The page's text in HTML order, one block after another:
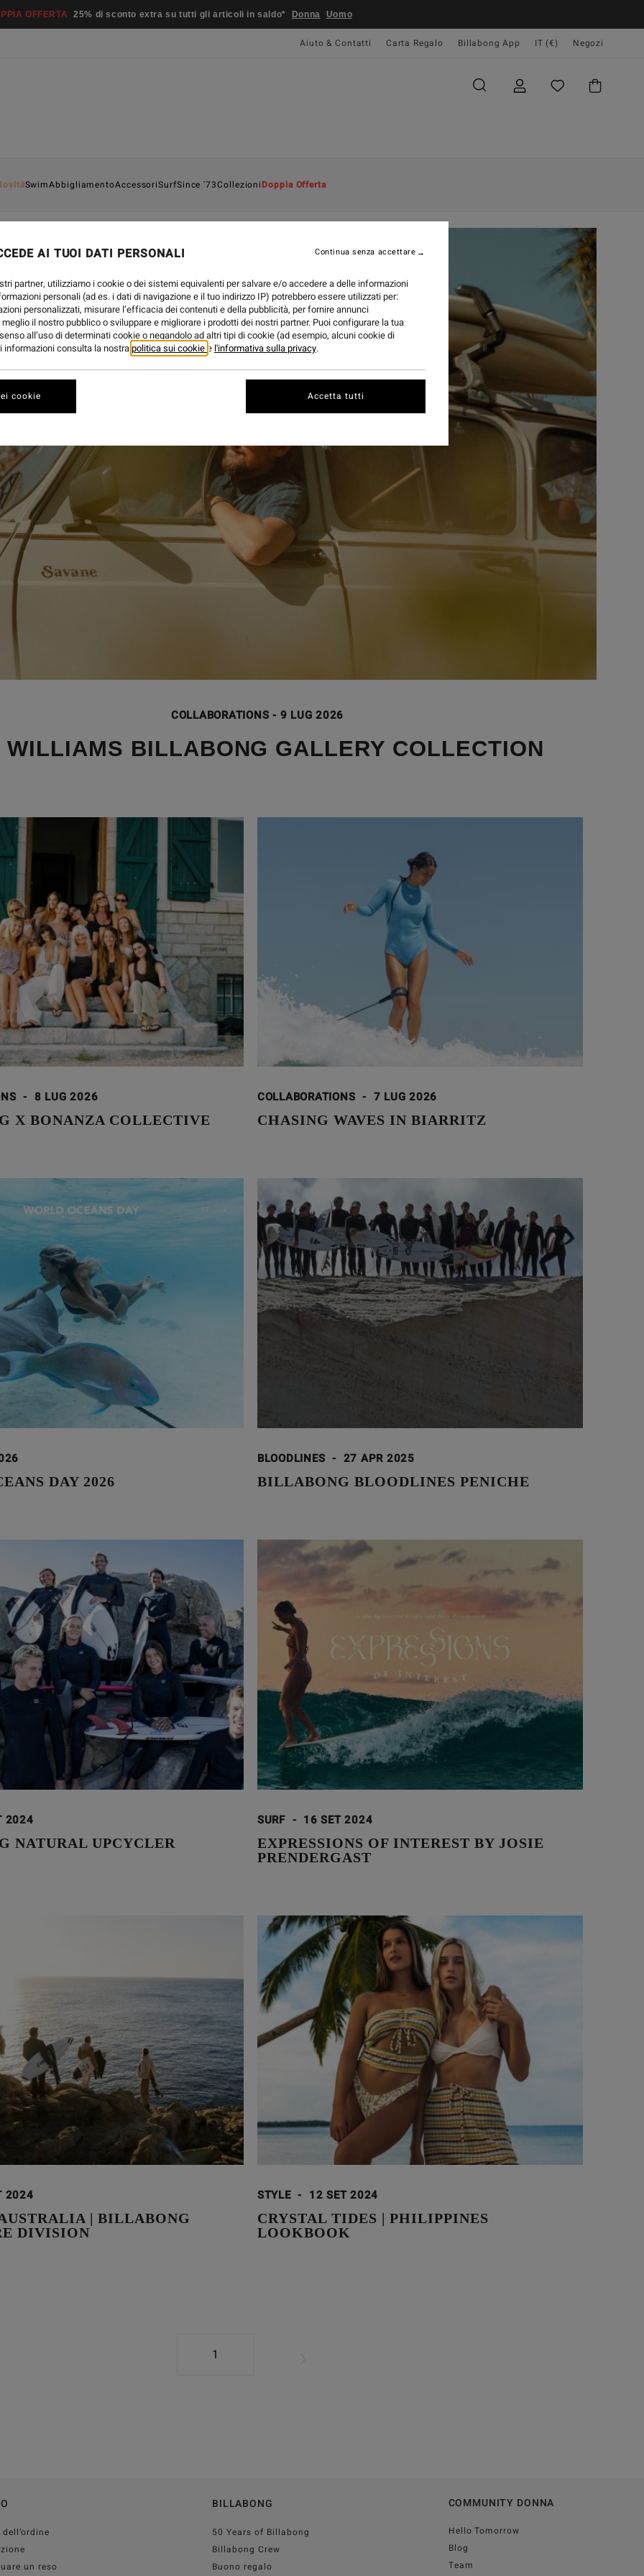
OFFERTA 25% di sconto extra su tutti gli articoli in saldo* Donna Uomo
Aiuto & Contatti Carta Regalo Billabong App IT (€) Negozi
SwimAbbigliamentoAccessoriSurfSince '73CollezioniDoppia Offerta
COLLABORATIONS- 9 LUG 2026
WILLIAMS BILLABONG GALLERY COLLECTION
- 8 LUG 2026
X BONANZA COLLECTIVE
COLLABORATIONS - 7 LUG 2026
CHASING WAVES IN BIARRITZ
DAY 2026
BLOODLINES - 27 APR 2025
BILLABONG BLOODLINES PENICHE
2024
NATURAL UPCYCLER
SURF - 16 SET 2024
EXPRESSIONS OF INTEREST BY JOSIE
PRENDERGAST
2024
| BILLABONG
DIVISION
STYLE - 12 SET 2024
CRYSTAL TIDES | PHILIPPINES
LOOKBOOK
1
un reso
BILLABONG
50 Years of Billabong
Billabong Crew
Buono regalo
COMMUNITY DONNA
Hello Tomorrow
Blog
Team
AI TUOI DATI PERSONALI
partner, utilizziamo i cookie o dei sistemi equivalenti per salvare e/o accedere a delle informazioni
personali (ad es. i dati di navigazione e il tuo indirizzo IP) potrebbero essere utilizzati per:
personalizzati, misurare l’efficacia dei contenuti e della pubblicità, per fornire annunci
il nostro pubblico o sviluppare e migliorare i prodotti dei nostri partner. Puoi configurare la tua
all’uso di determinati cookie o negandolo ad altri tipi di cookie (ad esempio, alcuni cookie di
informazioni consulta la nostrapolitica sui cookie e l'informativa sulla privacy.
cookie
Continua senza accettare
Accetta tutti